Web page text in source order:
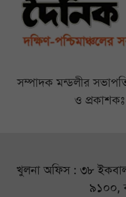
সম্পাদক মন্ডলীর
ও
খুলনা অফিস : ৩৮
৯১০০,